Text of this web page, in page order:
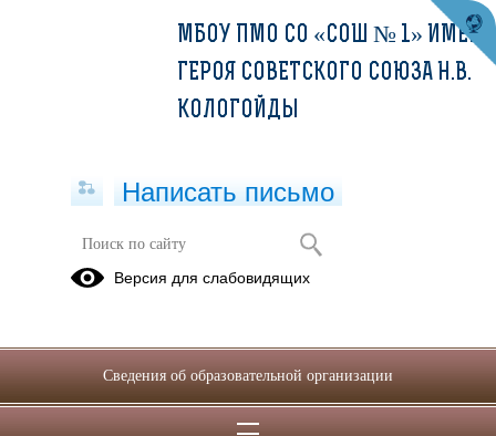
Дистанционное обучение
18.03.2020г. № 100-УГ «О введении на территории Свердловской
области режима повышенной готовности и принятии
МБОУ ПМО СО «СОШ № 1» ИМЕНИ
ГЕРОЯ СОВЕТСКОГО СОЮЗА Н.В.
КОЛОГОЙДЫ
Написать письмо
Версия для слабовидящих
Сведения об образовательной организации